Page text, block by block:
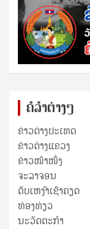
ຄໍລຳຕ່າງໆ
ຂ່າວຕ່າງປະເທດ
ຂ່າວ​ຕ່າງ​ແຂວງ
ຂ່າວໜ້າໜຶ່ງ
ຈະລາຈອນ
ດັບເຫງົາເຊົາຄຽດ
ທ່ອງທ່ຽວ
ນະວັດຕະກໍາ